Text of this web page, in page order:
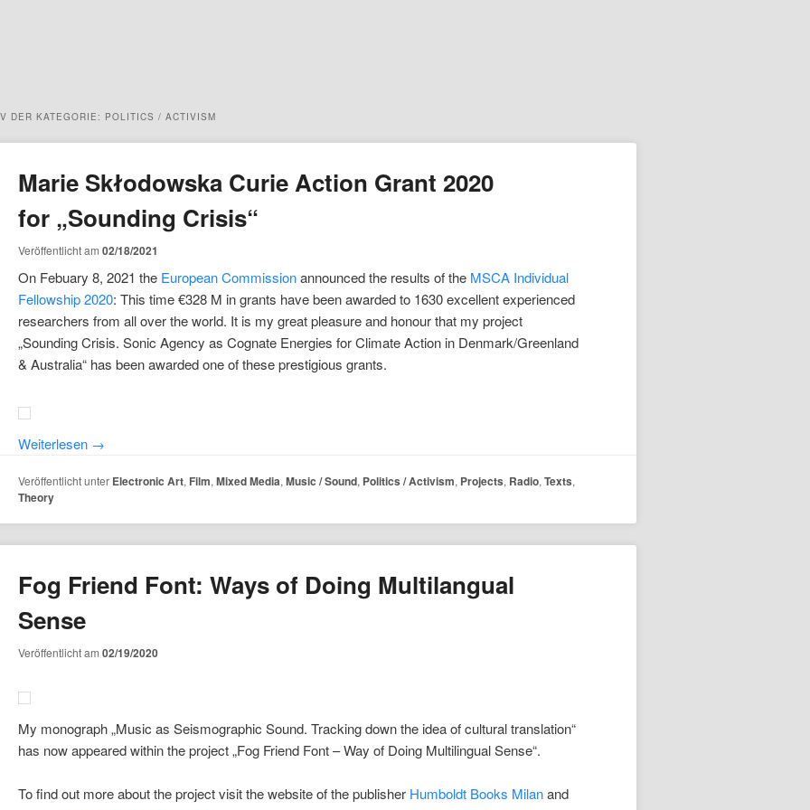
DER KATEGORIE: POLITICS / ACTIVISM
Marie Skłodowska Curie Action Grant 2020
for „Sounding Crisis“
Veröffentlicht am02/18/2021
On Febuary 8, 2021 the European Commissionannounced the results of the MSCA Individual
Fellowship 2020: This time €328 M in grants have been awarded to 1630 excellent experienced
researchers from all over the world. It is my great pleasure and honour that my project
„Sounding Crisis. Sonic Agency as Cognate Energies for Climate Action in Denmark/Greenland
& Australia“ has been awarded one of these prestigious grants.
Weiterlesen →
Veröffentlicht unter Electronic Art, Film,Mixed Media,Music / Sound, Politics / Activism, Projects, Radio,Texts,
Theory
Fog Friend Font: Ways of Doing Multilangual
Sense
Veröffentlicht am02/19/2020
My monograph „Music as Seismographic Sound. Tracking down the idea of cultural translation“
has now appeared within the project „Fog Friend Font – Way of Doing Multilingual Sense“.
To find out more about the project visit the website of the publisher Humboldt Books Milanand